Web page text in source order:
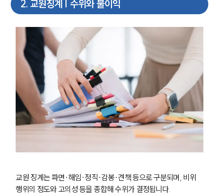
2. 교원징계 | 수위와 불이익
교원 징계는 파면·해임·정직·감봉·견책 등으로 구분되며, 비위
행위의 정도와 고의성 등을 종합해 수위가 결정됩니다.